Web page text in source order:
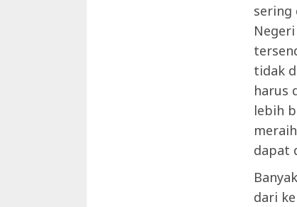
sering
tidak
harus
lebih
dapat
dari